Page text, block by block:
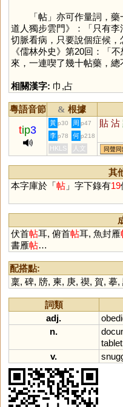
「帖」亦可作量詞，
道人獨步雲門》：「只有
切脈看病，只要說個症候，
《儒林外史》第20回：「
來，一連喫了幾十帖藥，總
相關漢字: 巾 ,占
粵語音節 & 根據
tip3
黃 p30 周 p47 貼 沾
李 p78 何 p218
HKLS 人文 同聲同
其
本字庫於「帖」字下錄有19
伏首帖耳, 俯首帖耳, 魚封雁
書雁帖…
配搭點:
稟, 碑, 牓, 柬, 庚, 禊, 賀, 摹,
詞類
adj.
n.
tablet
v.